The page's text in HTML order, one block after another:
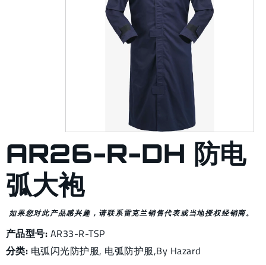
AR26-R-DH 防电
弧大袍
如果您对此产品感兴趣，请联系雷克兰销售代表或当地授权经销商。
产品型号: AR33-R-TSP
分类: 电弧闪光防护服, 电弧防护服,By Hazard